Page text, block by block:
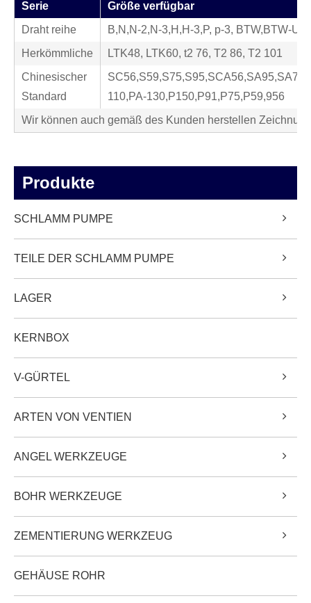
Serie
Größe verfügbar
Draht reihe
B,N,N-2,N-3,H,H-3,P, p-3, BTW,BTW-
Herkömmliche
LTK48, LTK60, t2 76, T2 86, T2 101
Chinesischer
Standard
110,PA-130,P150,P91,P75,P59,956
Wir können auch gemäß des Kunden herstellen
Produkte
SCHLAMM PUMPE
TEILE DER SCHLAMM PUMPE
LAGER
KERNBOX
V-GÜRTEL
ARTEN VON VENTIEN
ANGEL WERKZEUGE
BOHR WERKZEUGE
ZEMENTIERUNG WERKZEUG
GEHÄUSE ROHR